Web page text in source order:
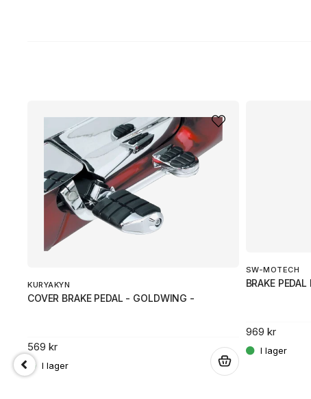
KURYAKYN
COVER BRAKE PEDAL - GOLDWING -
569 kr
SW-MOTECH
BRAKE
969 kr